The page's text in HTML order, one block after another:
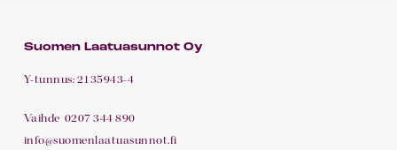
Suomen Laatuasunnot Oy
Y-tunnus: 2135943-4
Vaihde 0207 344 890
info@suomenlaatuasunnot.fi